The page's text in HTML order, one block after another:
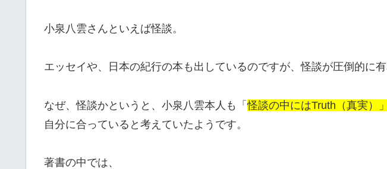
小泉八雲さんといえば怪談。
エッセイや、日本の紀行の本も出しているのですが、怪談が圧倒的に有
なぜ、怪談かというと、小泉八雲本人も「怪談の中にはTruth（真実）
自分に合っていると考えていたようです。
著書の中では、